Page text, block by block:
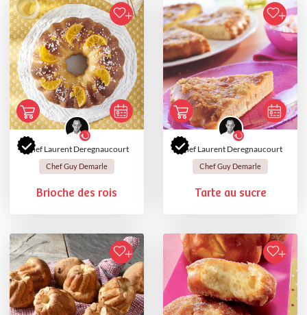
Chef Laurent Deregnaucourt
Chef Guy Demarle
Brioche des rois
Chef Laurent Deregnaucourt
Chef Guy Demarle
Tarte au sucre